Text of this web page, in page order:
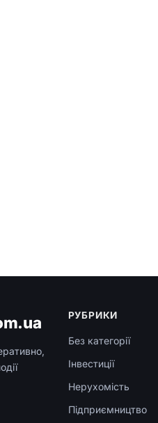
РУБРИКИ
Без категорії
Інвестиції
Нерухомість
Підприємництво